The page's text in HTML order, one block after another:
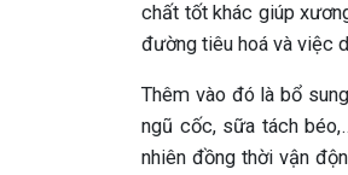
chất tốt khác giúp
đường tiêu hoá và việc
Thêm vào đó là bổ
ngũ cốc, sữa tách
nhiên đồng thời vận